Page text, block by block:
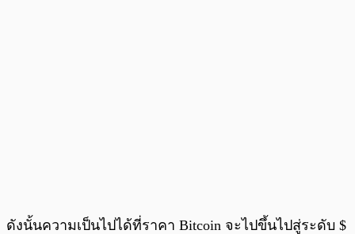
ดังนั้นความเป็นไปได้ที่ราคา Bitcoin จะไปขึ้นไปสู่ระดับ $